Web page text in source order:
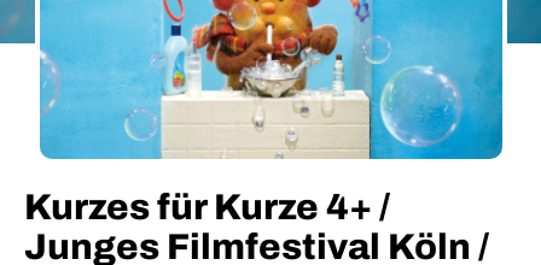
Kurzes für Kurze 4+ /
Junges Filmfestival Köln /